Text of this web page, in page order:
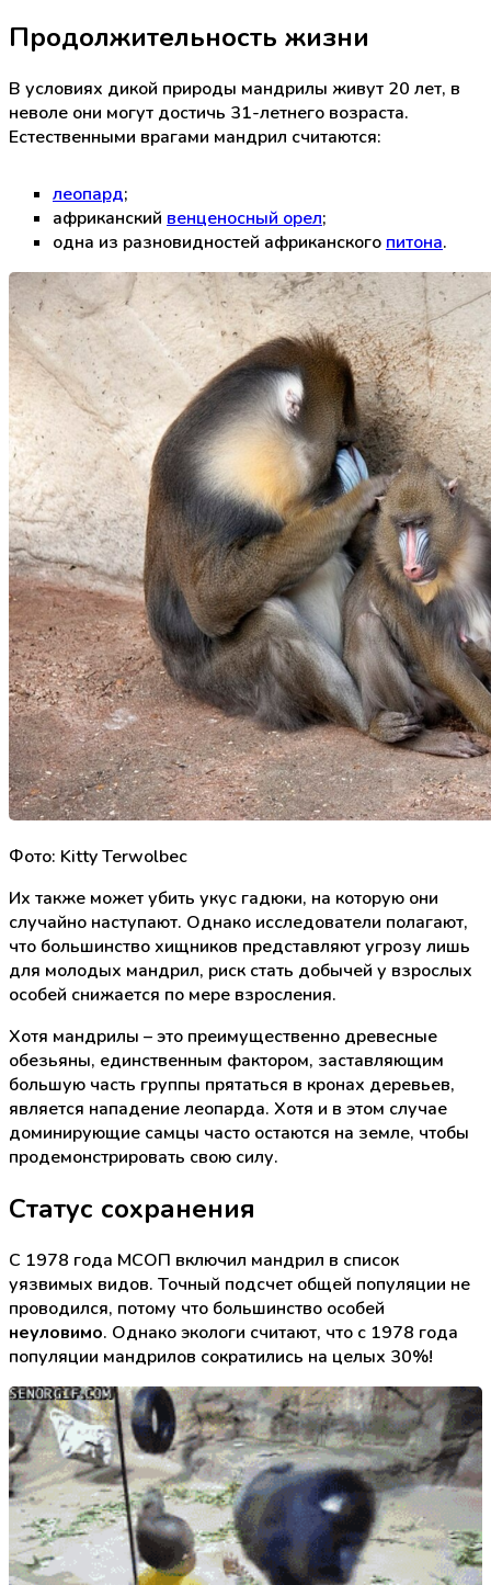
Продолжительность жизни
В условиях дикой природы мандрилы живут 20 лет, в
неволе они могут достичь 31-летнего возраста.
Естественными врагами мандрил считаются:
леопард;
африканский венценосный орел;
одна из разновидностей африканского питона.
Фото: Kitty Terwolbec
Их также может убить укус гадюки, на которую они
случайно наступают. Однако исследователи полагают,
что большинство хищников представляют угрозу лишь
для молодых мандрил, риск стать добычей у взрослых
особей снижается по мере взросления.
Хотя мандрилы – это преимущественно древесные
обезьяны, единственным фактором, заставляющим
большую часть группы прятаться в кронах деревьев,
является нападение леопарда. Хотя и в этом случае
доминирующие самцы часто остаются на земле, чтобы
продемонстрировать свою силу.
Статус сохранения
С 1978 года МСОП включил мандрил в список
уязвимых видов. Точный подсчет общей популяции не
проводился, потому что большинство особей
неуловимо. Однако экологи считают, что с 1978 года
популяции мандрилов сократились на целых 30%!